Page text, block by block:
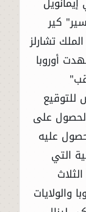
كير
تشارلز
أوروبا
للتوقيع
الحصول على
عليه
التي
والولايات